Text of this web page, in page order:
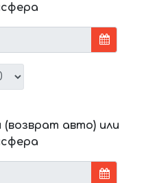
авто) или